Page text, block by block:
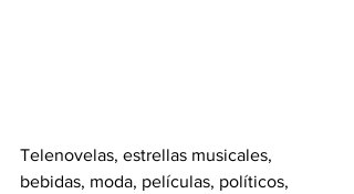
Telenovelas, estrellas musicales,
bebidas, moda, películas, políticos,